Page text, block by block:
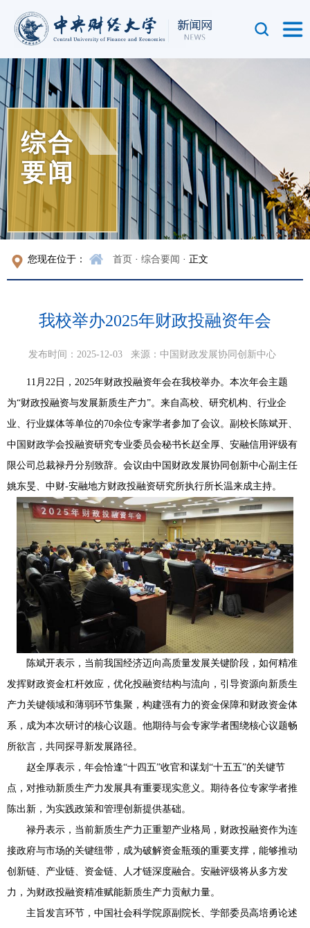
综合
要闻
您现在位于： 首页 · 综合要闻 · 正文
我校举办2025年财政投融资年会
发布时间：2025-12-03 来源：中国财政发展协同创新中心
11月22日，2025年财政投融资年会在我校举办。本次年会主题
为“财政投融资与发展新质生产力”。来自高校、研究机构、行业企
业、行业媒体等单位的70余位专家学者参加了会议。副校长陈斌开、
中国财政学会投融资研究专业委员会秘书长赵全厚、安融信用评级有
限公司总裁禄丹分别致辞。会议由中国财政发展协同创新中心副主任
姚东旻、中财-安融地方财政投融资研究所执行所长温来成主持。
陈斌开表示，当前我国经济迈向高质量发展关键阶段，如何精准
发挥财政资金杠杆效应，优化投融资结构与流向，引导资源向新质生
产力关键领域和薄弱环节集聚，构建强有力的资金保障和财政资金体
系，成为本次研讨的核心议题。他期待与会专家学者围绕核心议题畅
所欲言，共同探寻新发展路径。
赵全厚表示，年会恰逢“十四五”收官和谋划“十五五”的关键节
点，对推动新质生产力发展具有重要现实意义。期待各位专家学者推
陈出新，为实践政策和管理创新提供基础。
禄丹表示，当前新质生产力正重塑产业格局，财政投融资作为连
接政府与市场的关键纽带，成为破解资金瓶颈的重要支撑，能够推动
创新链、产业链、资金链、人才链深度融合。安融评级将从多方发
力，为财政投融资精准赋能新质生产力贡献力量。
主旨发言环节，中国社会科学院原副院长、学部委员高培勇论述